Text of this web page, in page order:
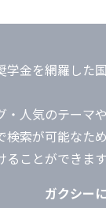
学金を網羅した
・人気のテーマ
検索が可能なた
ことができます
ガクシー